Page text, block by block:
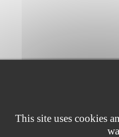
This site uses cookies